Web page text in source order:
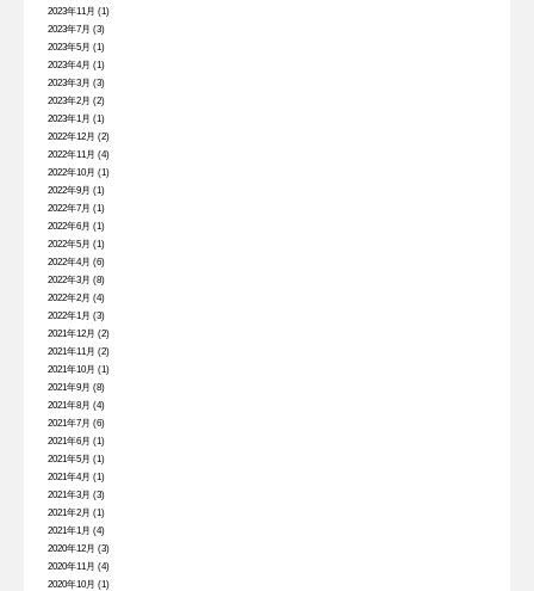
2023年11月 (1)
2023年7月 (3)
2023年5月 (1)
2023年4月 (1)
2023年3月 (3)
2023年2月 (2)
2023年1月 (1)
2022年12月 (2)
2022年11月 (4)
2022年10月 (1)
2022年9月 (1)
2022年7月 (1)
2022年6月 (1)
2022年5月 (1)
2022年4月 (6)
2022年3月 (8)
2022年2月 (4)
2022年1月 (3)
2021年12月 (2)
2021年11月 (2)
2021年10月 (1)
2021年9月 (8)
2021年8月 (4)
2021年7月 (6)
2021年6月 (1)
2021年5月 (1)
2021年4月 (1)
2021年3月 (3)
2021年2月 (1)
2021年1月 (4)
2020年12月 (3)
2020年11月 (4)
2020年10月 (1)